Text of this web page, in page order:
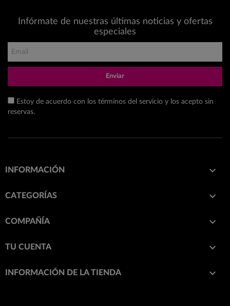
Infórmate de nuestras últimas noticias y ofertas
especiales
Enviar
Estoy de acuerdo con los términos del servicio y los acepto sin
reservas.
INFORMACIÓN 
CATEGORÍAS 
COMPAÑÍA 
TU CUENTA 
INFORMACIÓN DE LA TIENDA keyboard_arrow_down